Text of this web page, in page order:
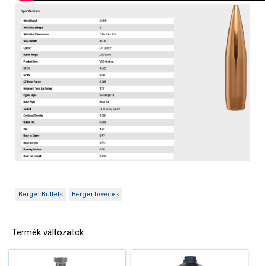
Berger Bullets Berger lövedék
Termék változatok